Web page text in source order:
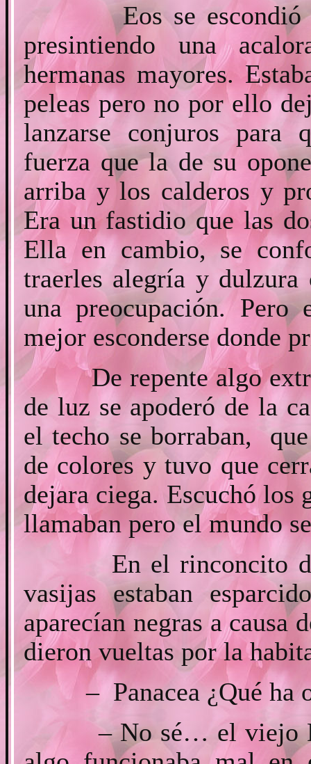
Eos se escondió
presintiendo una
hermanas mayores.
peleas pero no por ello
lanzarse conjuros para
fuerza que la de su
arriba y los calderos y
Era un fastidio que las
Ella en cambio, se
traerles alegría y dulzura
una preocupación. Pero
mejor esconderse donde
De repente algo
de luz se apoderó de la
el techo se borraban,
de colores y tuvo que
dejara ciega. Escuchó los
llamaban pero el mundo
En el rinconcito del
vasijas estaban
aparecían negras a causa
dieron vueltas por la
– Panacea ¿Qué ha
– No sé… el viejo